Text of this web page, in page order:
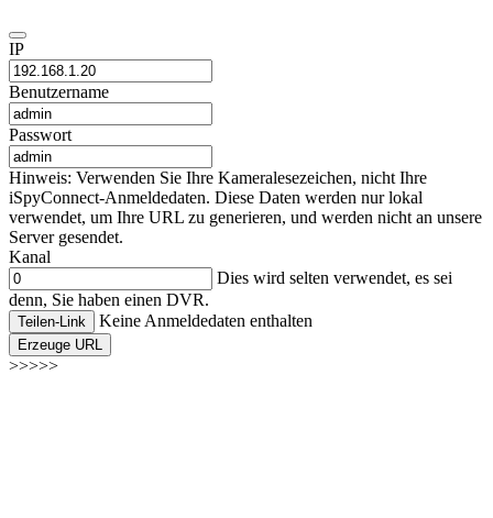
IP
Benutzername
Passwort
Hinweis: Verwenden Sie Ihre Kameralesezeichen, nicht Ihre
iSpyConnect-Anmeldedaten. Diese Daten werden nur lokal
verwendet, um Ihre URL zu generieren, und werden nicht an unsere
Server gesendet.
Kanal
Dies wird selten verwendet, es sei
denn, Sie haben einen DVR.
Teilen-Link Keine Anmeldedaten enthalten
Erzeuge URL
>>>>>